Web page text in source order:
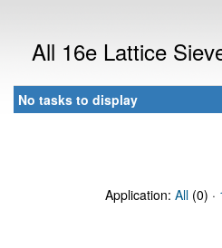
All 16e Lattice
No tasks to display
Application: All (0) ·